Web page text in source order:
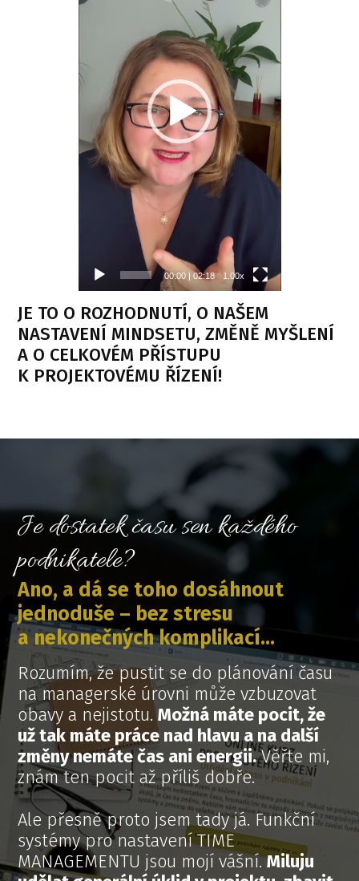
00:00| 02:18 1.00x
JE TO O ROZHODNUTÍ, O NAŠEM
NASTAVENÍ MINDSETU, ZMĚNĚ MYŠLENÍ
A O CELKOVÉM PŘÍSTUPU
K PROJEKTOVÉMU ŘÍZENÍ!
Je dostatek času sen každého
podnikatele?
Ano, a dá se toho dosáhnout
jednoduše – bez stresu
a nekonečných komplikací...
Rozumím, že pustit se do plánování času
na managerské úrovni může vzbuzovat
obavy a nejistotu.Možná máte pocit, že
už tak máte práce nad hlavu a na další
změny nemáte čas ani energii.Věřte mi,
znám ten pocit až příliš dobře.
Ale přesně proto jsem tady já. Funkční
systémy pro nastavení TIME
MANAGEMENTU jsou mojí vášní.Miluju